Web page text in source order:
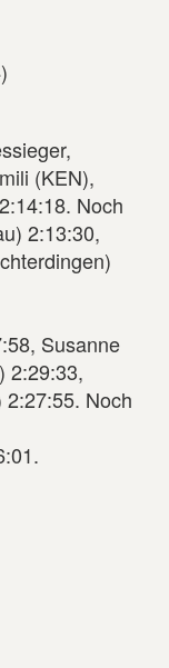
(KEN),
Noch
2:13:30,
Susanne
2:29:33,
Noch